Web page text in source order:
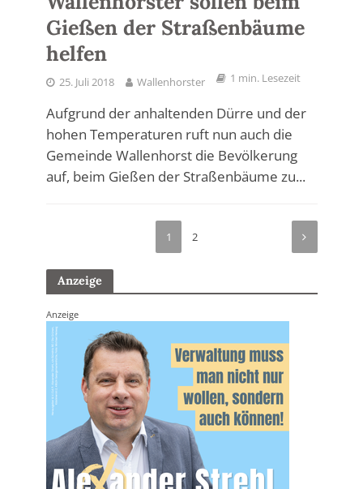
Gießen der Straßenbäume
helfen
25. Juli 2018 Wallenhorster 1 min. Lesezeit
Aufgrund der anhaltenden Dürre und der
hohen Temperaturen ruft nun auch die
Gemeinde Wallenhorst die Bevölkerung
auf, beim Gießen der Straßenbäume zu...
1 2
Anzeige
Anzeige